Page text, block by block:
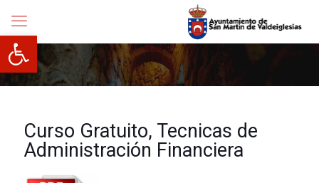
Abrir barra de herramientas
Curso Gratuito, Tecnicas de
Administración Financiera